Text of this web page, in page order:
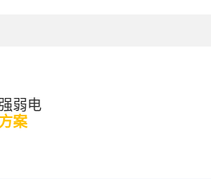
弱电
案